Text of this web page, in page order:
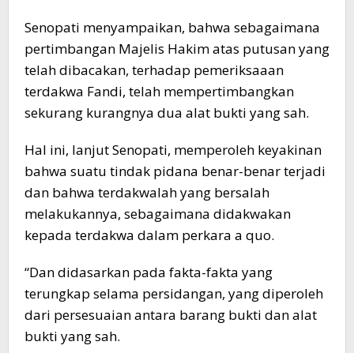
Senopati menyampaikan, bahwa sebagaimana
pertimbangan Majelis Hakim atas putusan yang
telah dibacakan, terhadap pemeriksaaan
terdakwa Fandi, telah mempertimbangkan
sekurang kurangnya dua alat bukti yang sah.
Hal ini, lanjut Senopati, memperoleh keyakinan
bahwa suatu tindak pidana benar-benar terjadi
dan bahwa terdakwalah yang bersalah
melakukannya, sebagaimana didakwakan
kepada terdakwa dalam perkara a quo.
“Dan didasarkan pada fakta-fakta yang
terungkap selama persidangan, yang diperoleh
dari persesuaian antara barang bukti dan alat
bukti yang sah.